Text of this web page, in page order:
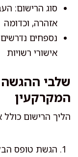
סוג הרישום:
אזהרה, וכדומה
נספחים
אישורי רשויות
שלבי
המקרקעין
הליך הרישום
הגשת טופס